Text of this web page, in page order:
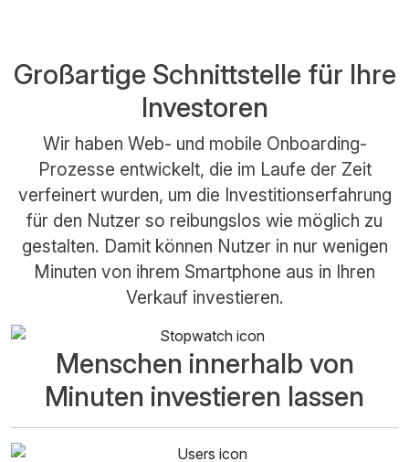
Großartige Schnittstelle für Ihre
Investoren
Wir haben Web- und mobile Onboarding-
Prozesse entwickelt, die im Laufe der Zeit
verfeinert wurden, um die Investitionserfahrung
für den Nutzer so reibungslos wie möglich zu
gestalten. Damit können Nutzer in nur wenigen
Minuten von ihrem Smartphone aus in Ihren
Verkauf investieren.
Menschen innerhalb von
Minuten investieren lassen